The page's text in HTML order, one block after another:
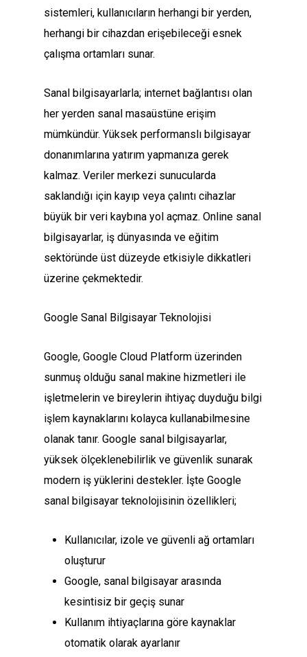
sistemleri, kullanıcıların herhangi bir yerden,
herhangi bir cihazdan erişebileceği esnek
çalışma ortamları sunar.
Sanal bilgisayarlarla; internet bağlantısı olan
her yerden sanal masaüstüne erişim
mümkündür. Yüksek performanslı bilgisayar
donanımlarına yatırım yapmanıza gerek
kalmaz. Veriler merkezi sunucularda
saklandığı için kayıp veya çalıntı cihazlar
büyük bir veri kaybına yol açmaz. Online sanal
bilgisayarlar, iş dünyasında ve eğitim
sektöründe üst düzeyde etkisiyle dikkatleri
üzerine çekmektedir.
Google Sanal Bilgisayar Teknolojisi
Google, Google Cloud Platform üzerinden
sunmuş olduğu sanal makine hizmetleri ile
işletmelerin ve bireylerin ihtiyaç duyduğu bilgi
işlem kaynaklarını kolayca kullanabilmesine
olanak tanır. Google sanal bilgisayarlar,
yüksek ölçeklenebilirlik ve güvenlik sunarak
modern iş yüklerini destekler. İşte Google
sanal bilgisayar teknolojisinin özellikleri;
Kullanıcılar, izole ve güvenli ağ ortamları
oluşturur
Google, sanal bilgisayar arasında
kesintisiz bir geçiş sunar
Kullanım ihtiyaçlarına göre kaynaklar
otomatik olarak ayarlanır